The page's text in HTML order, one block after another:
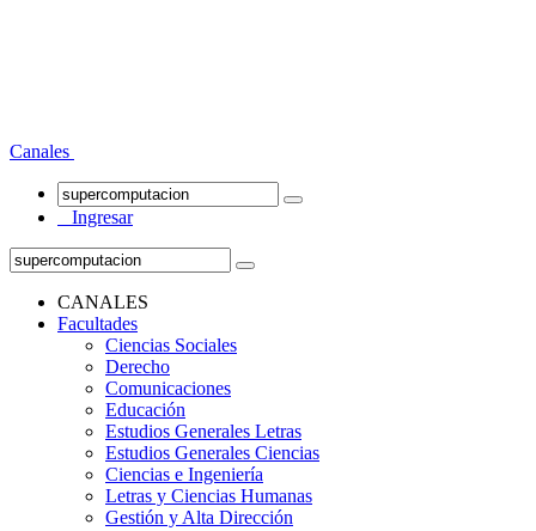
Canales
Ingresar
CANALES
Facultades
Ciencias Sociales
Derecho
Comunicaciones
Educación
Estudios Generales Letras
Estudios Generales Ciencias
Ciencias e Ingeniería
Letras y Ciencias Humanas
Gestión y Alta Dirección